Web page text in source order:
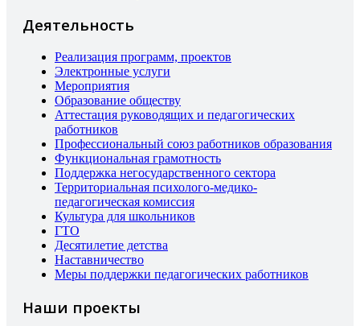
Деятельность
Реализация программ, проектов
Электронные услуги
Мероприятия
Образование обществу
Аттестация руководящих и педагогических
работников
Профессиональный союз работников образования
Функциональная грамотность
Поддержка негосударственного сектора
Территориальная психолого-медико-
педагогическая комиссия
Культура для школьников
ГТО
Десятилетие детства
Наставничество
Меры поддержки педагогических работников
Наши проекты